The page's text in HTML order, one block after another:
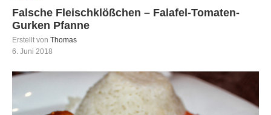
Falsche Fleischklößchen – Falafel-Tomaten-
Gurken Pfanne
Erstellt von Thomas
6. Juni 2018